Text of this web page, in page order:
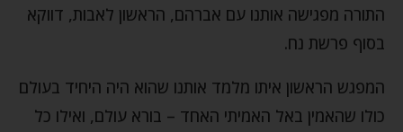
התורה מפגישה אותנו עם אברהם, הראשון לאבות, דווקא
בסוף פרשת נח.
המפגש הראשון איתו מלמד אותנו שהוא היה היחיד בעולם
כולו שהאמין באל האמיתי האחד – בורא עולם, ואילו כל